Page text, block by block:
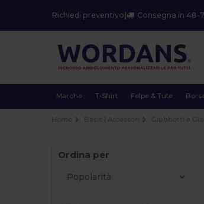
Richiedi preventivo Consegna in 48-
Marche T-Shirt Felpe & Tute
Ordina per